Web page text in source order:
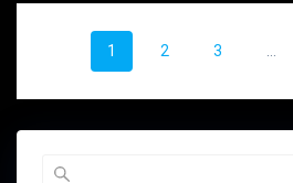
Beitragsnavigation
Seite
1 Seite
2 Seite
3